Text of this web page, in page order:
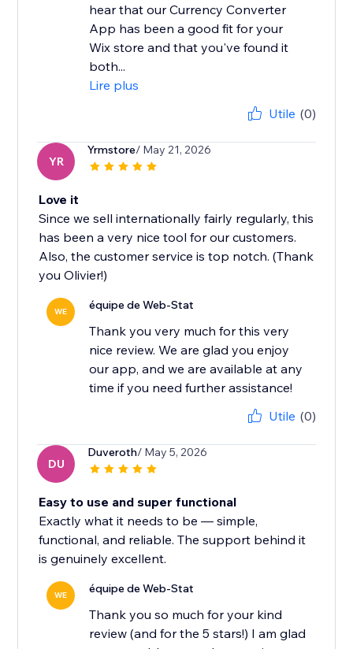
hear that our Currency Converter
App has been a good fit for your
Wix store and that you've found it
both...
Lire plus
Utile (0)
YR
Yrmstore/ May 21, 2026
Love it
Since we sell internationally fairly regularly, this
has been a very nice tool for our customers.
Also, the customer service is top notch. (Thank
you Olivier!)
WE équipe de Web-Stat
Thank you very much for this very
nice review. We are glad you enjoy
our app, and we are available at any
time if you need further assistance!
Utile (0)
DU
Duveroth/ May 5, 2026
Easy to use and super functional
Exactly what it needs to be — simple,
functional, and reliable. The support behind it
is genuinely excellent.
WE équipe de Web-Stat
Thank you so much for your kind
review (and for the 5 stars!) I am glad